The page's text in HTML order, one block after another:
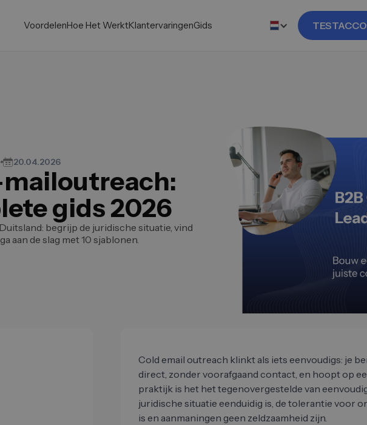
VoordelenHoe Het WerktKlantervaringenGids
20.04.2026
gids 2026
begrijp de juridische situatie, vind
aan de slag met 10 sjablonen.
Cold email outreach klinkt als iets eenvoudigs: je
direct, zonder voorafgaand contact, en hoopt op
praktijk is het het tegenovergestelde van
juridische situatie eenduidig is, de tolerantie voor
is en aanmaningen geen zeldzaamheid zijn.